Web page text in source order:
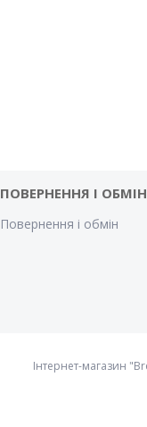
ПОВЕРНЕННЯ І ОБМІН
Повернення і обмін